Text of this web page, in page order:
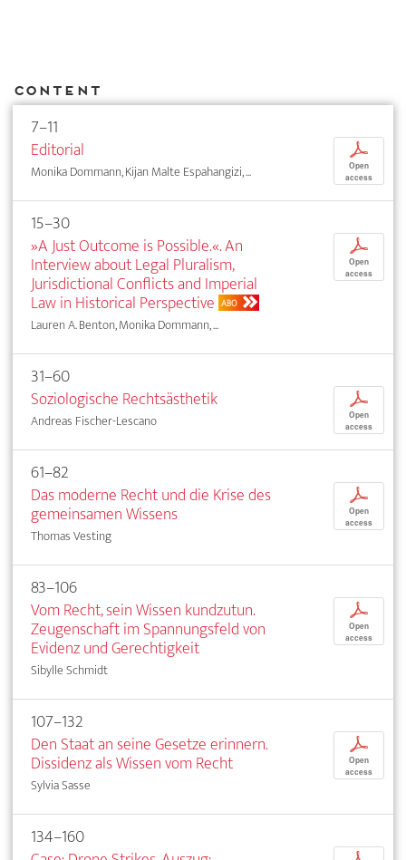
Content
7–11
Editorial
Monika Dommann, Kijan Malte Espahangizi, ...
p
Open
access
15–30
»A Just Outcome is Possible.«. An
Interview about Legal Pluralism,
Jurisdictional Conflicts and Imperial
Law in Historical Perspective ABO
Lauren A. Benton, Monika Dommann, ...
p
Open
access
31–60
Soziologische Rechtsästhetik
Andreas Fischer-Lescano
p
Open
access
61–82
Das moderne Recht und die Krise des
gemeinsamen Wissens
Thomas Vesting
p
Open
access
83–106
Vom Recht, sein Wissen kundzutun.
Zeugenschaft im Spannungsfeld von
Evidenz und Gerechtigkeit
Sibylle Schmidt
p
Open
access
107–132
Den Staat an seine Gesetze erinnern.
Dissidenz als Wissen vom Recht
Sylvia Sasse
p
Open
access
134–160